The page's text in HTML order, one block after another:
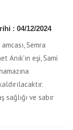
: 04/12/2024
Semra
Anık'ın eşi, Sami
sağlığı ve sabır